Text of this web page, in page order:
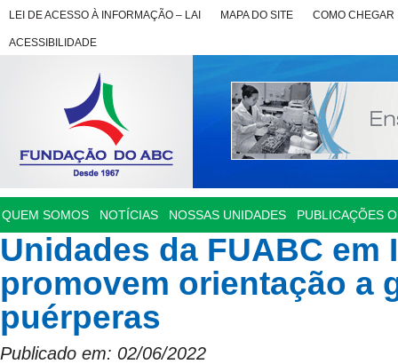
LEI DE ACESSO À INFORMAÇÃO – LAI MAPA DO SITE COMO CHEGAR
ACESSIBILIDADE
QUEM SOMOS NOTÍCIAS NOSSAS UNIDADES PUBLICAÇÕES
Unidades da FUABC em
promovem orientação a
puérperas
Publicado em: 02/06/2022